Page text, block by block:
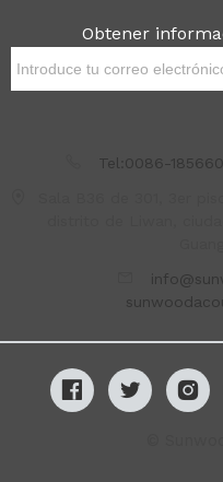
Obtener
Tel:0086-